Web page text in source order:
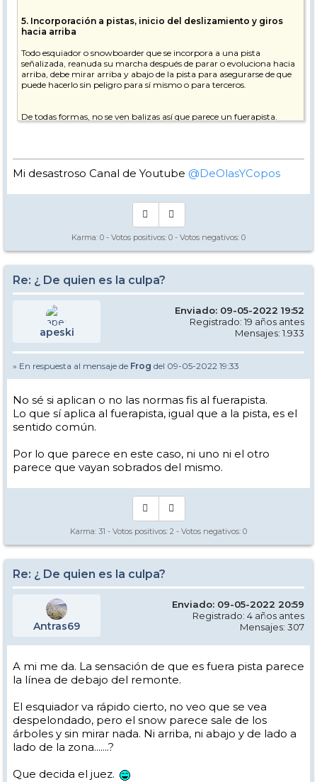
5. Incorporación a pistas, inicio del deslizamiento y giros
hacia arriba
Todo esquiador o snowboarder que se incorpora a una pista
señalizada, reanuda su marcha después de parar o evoluciona hacia
arriba, debe mirar arriba y abajo de la pista para asegurarse de que
puede hacerlo sin peligro para sí mismo o para terceros.
De todas formas, no se ven balizas así que parece un fuerapista.
Mi desastroso Canal de Youtube @DeOlasYCopos
Karma: 0 - Votos positivos: 0 - Votos negativos: 0
Re: ¿ De quien es la culpa?
apeski
Enviado: 09-05-2022 19:52
Registrado: 19 años antes
Mensajes: 1.933
» En respuesta al mensaje de Frog del 09-05-2022 19:33
No sé si aplican o no las normas fis al fuerapista.
Lo que sí aplica al fuerapista, igual que a la pista, es el
sentido común.
Por lo que parece en este caso, ni uno ni el otro
parece que vayan sobrados del mismo.
Karma: 31 - Votos positivos: 2 - Votos negativos: 0
Re: ¿ De quien es la culpa?
Antras69
Enviado: 09-05-2022 20:59
Registrado: 4 años antes
Mensajes: 307
A mi me da. La sensación de que es fuera pista parece
la línea de debajo del remonte.
El esquiador va rápido cierto, no veo que se vea
despelondado, pero el snow parece sale de los
árboles y sin mirar nada. Ni arriba, ni abajo y de lado a
lado de la zona.......?
Que decida el juez.